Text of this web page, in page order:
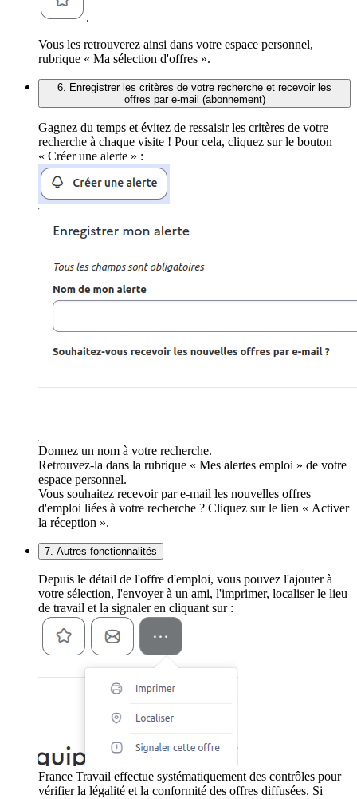
.
Vous les retrouverez ainsi dans votre espace personnel,
rubrique « Ma sélection d'offres ».
6. Enregistrer les critères de votre recherche et recevoir les
offres par e-mail (abonnement)
Gagnez du temps et évitez de ressaisir les critères de votre
recherche à chaque visite ! Pour cela, cliquez sur le bouton
« Créer une alerte » :
Donnez un nom à votre recherche.
Retrouvez-la dans la rubrique « Mes alertes emploi » de votre
espace personnel.
Vous souhaitez recevoir par e-mail les nouvelles offres
d'emploi liées à votre recherche ? Cliquez sur le lien « Activer
la réception ».
7. Autres fonctionnalités
Depuis le détail de l'offre d'emploi, vous pouvez l'ajouter à
votre sélection, l'envoyer à un ami, l'imprimer, localiser le lieu
de travail et la signaler en cliquant sur :
France Travail effectue systématiquement des contrôles pour
vérifier la légalité et la conformité des offres diffusées. Si